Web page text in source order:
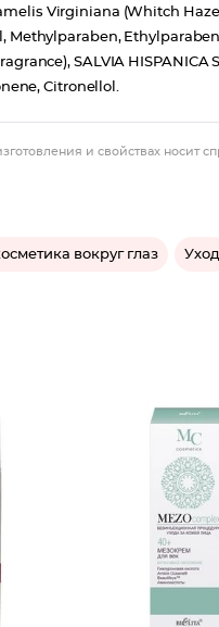
Virginiana (Whitch
Methylparaben,
SALVIA HISPANICA
Citronellol.
и свойствах носит
вокруг глаз Уход